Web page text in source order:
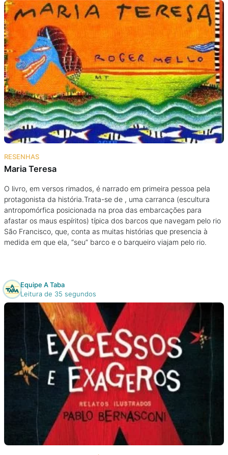
RESENHAS
Maria Teresa
O livro, em versos rimados, é narrado em primeira pessoa pela
protagonista da história.Trata-se de , uma carranca (escultura
antropomórfica posicionada na proa das embarcações para
afastar os maus espíritos) típica dos barcos que navegam pelo rio
São Francisco, que, conta as muitas histórias que presencia à
medida em que ela, “seu” barco e o barqueiro viajam pelo rio.
Equipe A Taba
Leitura de 35 segundos